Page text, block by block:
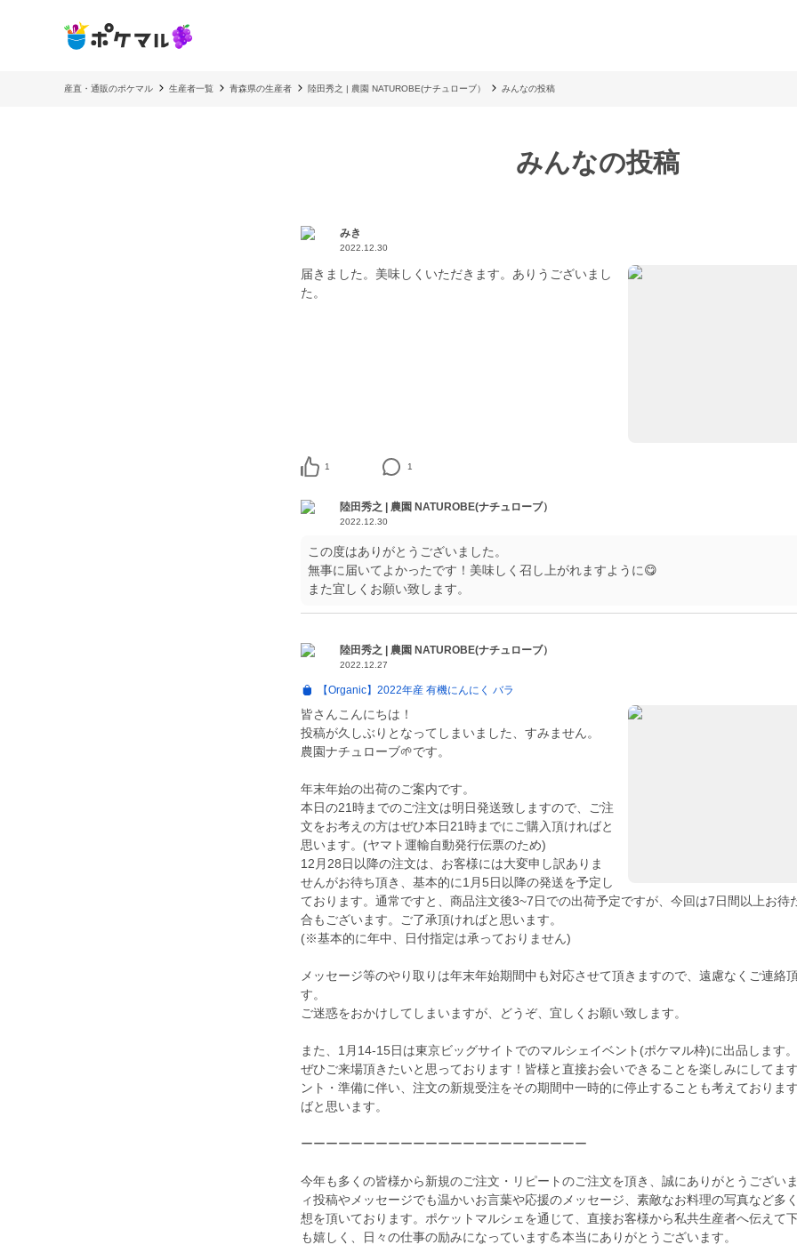
産直・通販のポケマル 生産者一覧 青森県の生産者 陸田秀之 | 農園 NATUROBE(ナチュローブ） みんなの投稿
みんなの投稿
みき
2022.12.30
届きました。美味しくいただきます。ありうございまし
た。
1 1
陸田秀之 | 農園 NATUROBE(ナチュローブ）
2022.12.30
この度はありがとうございました。
無事に届いてよかったです！美味しく召し上がれますように😋
また宜しくお願い致します。
陸田秀之 | 農園 NATUROBE(ナチュローブ）
2022.12.27
【Organic】2022年産 有機にんにく バラ
皆さんこんにちは！
投稿が久しぶりとなってしまいました、すみません。
農園ナチュローブ🌱です。
年末年始の出荷のご案内です。
本日の21時までのご注文は明日発送致しますので、ご注
文をお考えの方はぜひ本日21時までにご購入頂ければと
思います。(ヤマト運輸自動発行伝票のため)
12月28日以降の注文は、お客様には大変申し訳ありま
せんがお待ち頂き、基本的に1月5日以降の発送を予定し
ております。通常ですと、商品注文後3~7日での出荷予定ですが、今回は7日間以上お待
合もございます。ご了承頂ければと思います。
(※基本的に年中、日付指定は承っておりません)
メッセージ等のやり取りは年末年始期間中も対応させて頂きますので、遠慮なくご連絡
す。
ご迷惑をおかけしてしまいますが、どうぞ、宜しくお願い致します。
また、1月14-15日は東京ビッグサイトでのマルシェイベント(ポケマル枠)に出品します
ぜひご来場頂きたいと思っております！皆様と直接お会いできることを楽しみにしてま
ント・準備に伴い、注文の新規受注をその期間中一時的に停止することも考えておりま
ばと思います。
ーーーーーーーーーーーーーーーーーーーーーーー
今年も多くの皆様から新規のご注文・リピートのご注文を頂き、誠にありがとうござい
ィ投稿やメッセージでも温かいお言葉や応援のメッセージ、素敵なお料理の写真など多
想を頂いております。ポケットマルシェを通じて、直接お客様から私共生産者へ伝えて
も嬉しく、日々の仕事の励みになっています💪本当にありがとうございます。